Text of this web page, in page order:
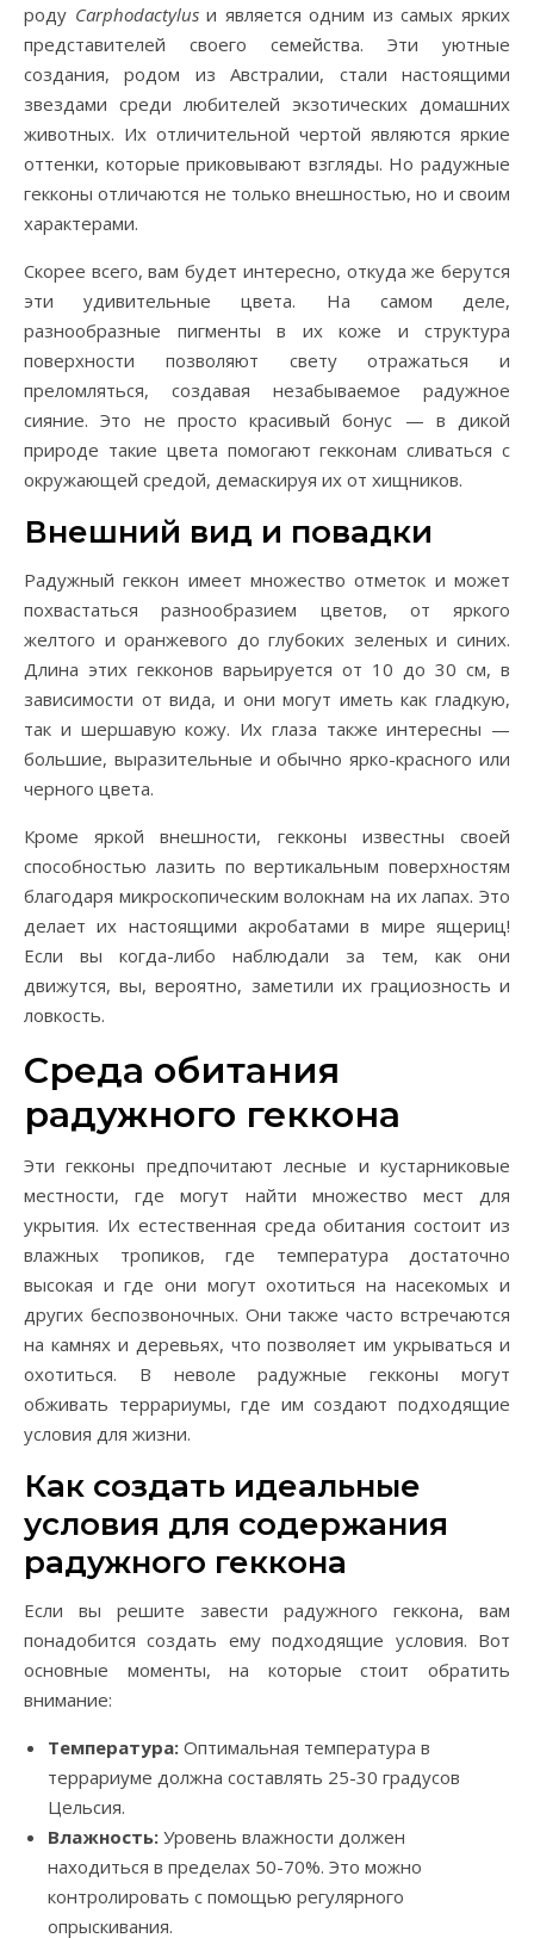
роду Carphodactylusи является одним из самых ярких
представителей своего семейства. Эти уютные
создания, родом из Австралии, стали настоящими
звездами среди любителей экзотических домашних
животных. Их отличительной чертой являются яркие
оттенки, которые приковывают взгляды. Но радужные
гекконы отличаются не только внешностью, но и своим
характерами.
Скорее всего, вам будет интересно, откуда же берутся
эти удивительные цвета. На самом деле,
разнообразные пигменты в их коже и структура
поверхности позволяют свету отражаться и
преломляться, создавая незабываемое радужное
сияние. Это не просто красивый бонус — в дикой
природе такие цвета помогают гекконам сливаться с
окружающей средой, демаскируя их от хищников.
Внешний вид и повадки
Радужный геккон имеет множество отметок и может
похвастаться разнообразием цветов, от яркого
желтого и оранжевого до глубоких зеленых и синих.
Длина этих гекконов варьируется от 10 до 30 см, в
зависимости от вида, и они могут иметь как гладкую,
так и шершавую кожу. Их глаза также интересны —
большие, выразительные и обычно ярко-красного или
черного цвета.
Кроме яркой внешности, гекконы известны своей
способностью лазить по вертикальным поверхностям
благодаря микроскопическим волокнам на их лапах. Это
делает их настоящими акробатами в мире ящериц!
Если вы когда-либо наблюдали за тем, как они
движутся, вы, вероятно, заметили их грациозность и
ловкость.
Среда обитания
радужного геккона
Эти гекконы предпочитают лесные и кустарниковые
местности, где могут найти множество мест для
укрытия. Их естественная среда обитания состоит из
влажных тропиков, где температура достаточно
высокая и где они могут охотиться на насекомых и
других беспозвоночных. Они также часто встречаются
на камнях и деревьях, что позволяет им укрываться и
охотиться. В неволе радужные гекконы могут
обживать террариумы, где им создают подходящие
условия для жизни.
Как создать идеальные
условия для содержания
радужного геккона
Если вы решите завести радужного геккона, вам
понадобится создать ему подходящие условия. Вот
основные моменты, на которые стоит обратить
внимание:
Температура: Оптимальная температура в
террариуме должна составлять 25-30 градусов
Цельсия.
Влажность: Уровень влажности должен
находиться в пределах 50-70%. Это можно
контролировать с помощью регулярного
опрыскивания.